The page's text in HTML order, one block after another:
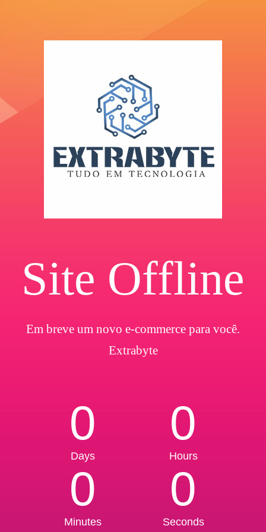
Site Offline
Em breve um novo e-commerce para você.
Extrabyte
0
Days
0
Hours
0
Minutes
0
Seconds